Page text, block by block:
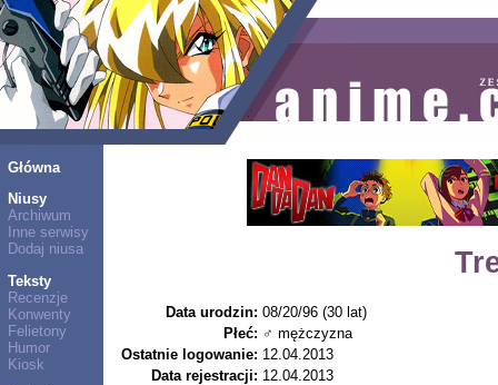
Główna
Niusy
Archiwum
Inne serwisy
Dodaj niusa
Teksty
Recenzje
Konwenty
Felietony
Humor
Kiosk
Data urodzin: 08/20/96 (30 lat)
Płeć: ♂ mężczyzna
Ostatnie logowanie: 12.04.2013
Data rejestracji: 12.04.2013